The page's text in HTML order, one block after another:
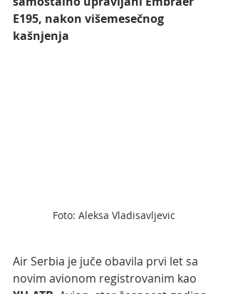
E195, nakon višemesečnog
kašnjenja
Foto: Aleksa Vladisavljevic
Air Serbia je juče obavila prvi let sa
novim avionom registrovanim kao